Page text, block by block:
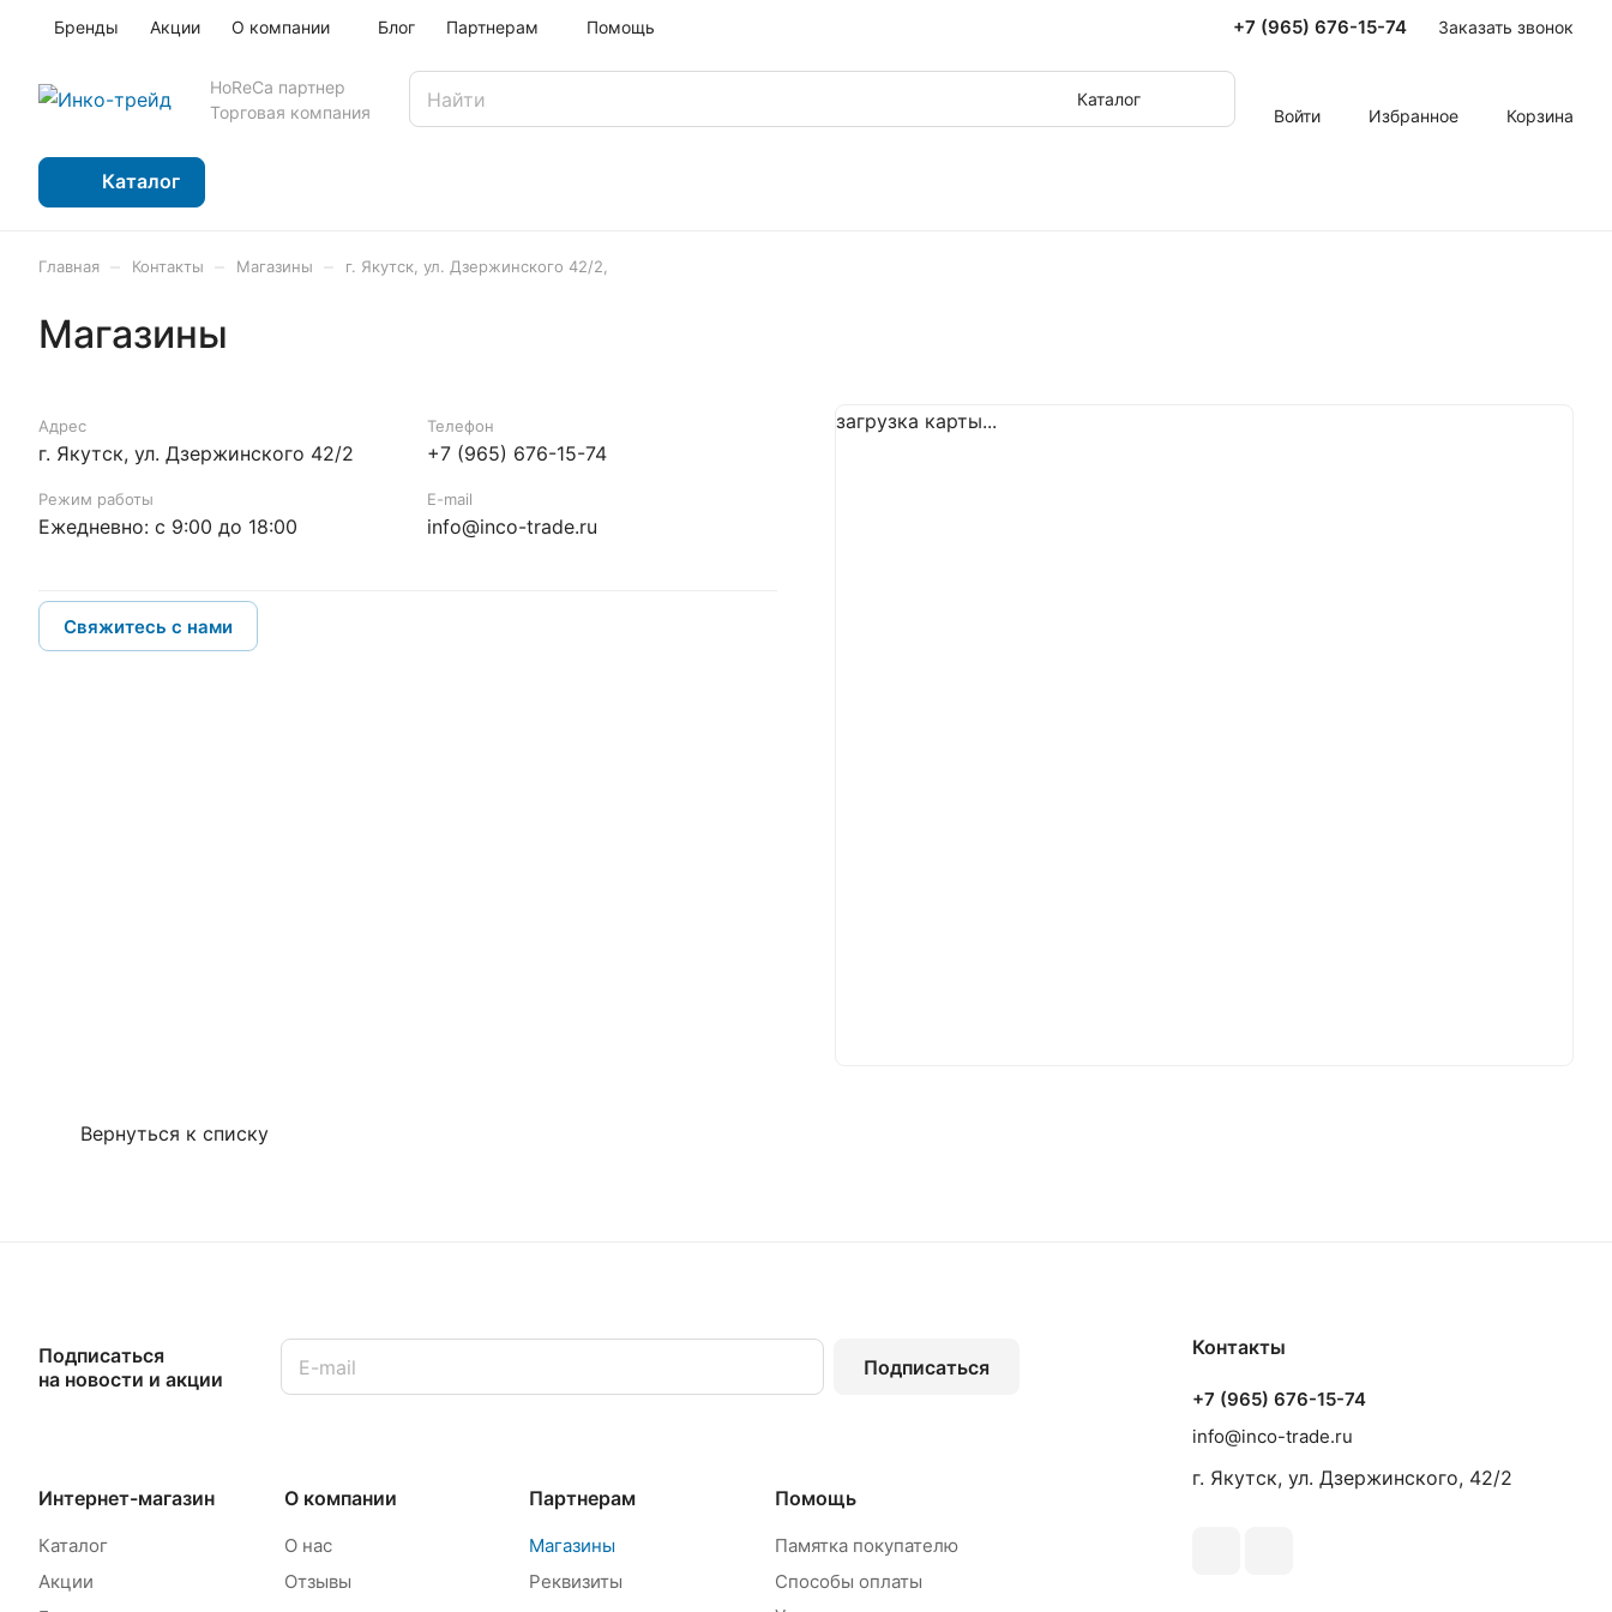
Бренды Акции О компании Блог Партнерам Помощь +7 (965) 676-15-74 Заказать звонок
HoReCa партнер
Торговая компания
Каталог
Войти
Избранное Корзина
Каталог
Главная Контакты Магазины г. Якутск, ул. Дзержинского 42/2,
Магазины
Адрес
г. Якутск, ул. Дзержинского 42/2
Режим работы
Ежедневно: с 9:00 до 18:00
Телефон
+7 (965) 676-15-74
E-mail
info@inco-trade.ru
Свяжитесь с нами
загрузка карты...
Вернуться к списку
Подписаться
на новости и акции
Подписаться
Интернет-магазин
Каталог
Акции
О компании
О нас
Отзывы
Партнерам
Магазины
Реквизиты
Помощь
Памятка покупателю
Способы оплаты
Контакты
+7 (965) 676-15-74
info@inco-trade.ru
г. Якутск, ул. Дзержинского, 42/2